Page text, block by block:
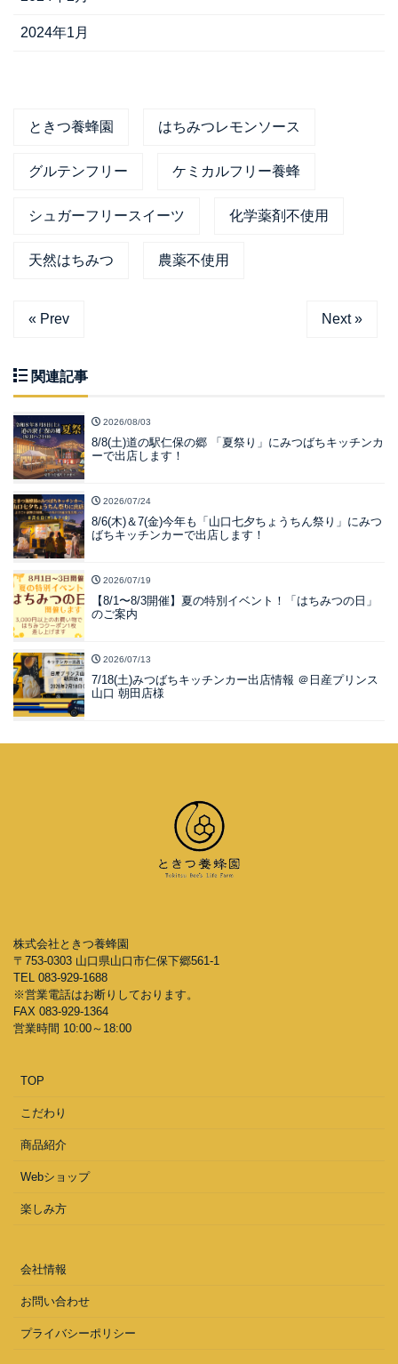
2024年1月
ときつ養蜂園 はちみつレモンソース
グルテンフリー ケミカルフリー養蜂
シュガーフリースイーツ 化学薬剤不使用
天然はちみつ 農薬不使用
« Prev Next »
関連記事
2026/08/03
8/8(土)道の駅仁保の郷 「夏祭り」にみつばちキッチンカ
ーで出店します！
2026/07/24
8/6(木)＆7(金)今年も「山口七夕ちょうちん祭り」にみつ
ばちキッチンカーで出店します！
2026/07/19
【8/1〜8/3開催】夏の特別イベント！「はちみつの日」
のご案内
2026/07/13
7/18(土)みつばちキッチンカー出店情報 ＠日産プリンス
山口 朝田店様
株式会社ときつ養蜂園
〒753-0303 山口県山口市仁保下郷561-1
TEL 083-929-1688
※営業電話はお断りしております。
FAX 083-929-1364
営業時間 10:00～18:00
TOP
こだわり
商品紹介
Webショップ
楽しみ方
会社情報
お問い合わせ
プライバシーポリシー